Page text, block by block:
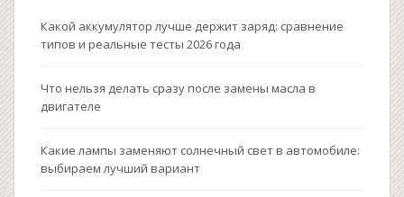
Какой аккумулятор лучше держит заряд: сравнение
типов и реальные тесты 2026 года
Что нельзя делать сразу после замены масла в
двигателе
Какие лампы заменяют солнечный свет в автомобиле:
выбираем лучший вариант